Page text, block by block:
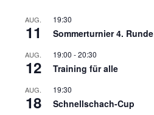
AUG.
11
19:30
Sommerturnier 4. Runde
AUG.
12
19:00 -20:30
Training für alle
AUG.
18
19:30
Schnellschach-Cup